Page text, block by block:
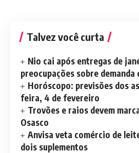
Talvez você curta
Nio cai após entregas de
preocupações sobre demanda
Horóscopo: previsões dos
feira, 4 de fevereiro
Trovões e raios devem
Osasco
Anvisa veta comércio de
dois suplementos